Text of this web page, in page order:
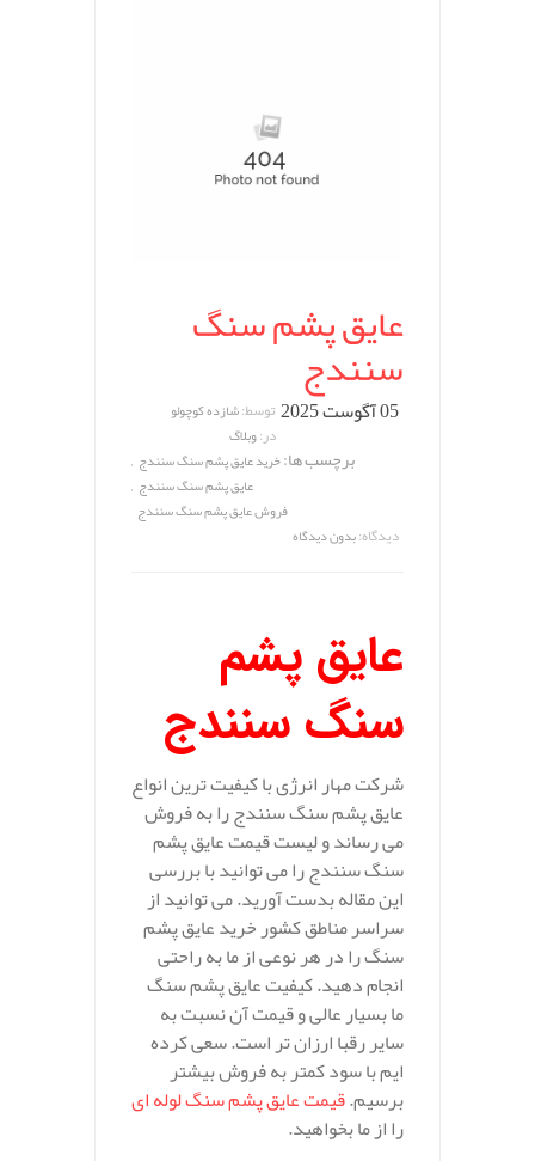
عایق پشم سنگ
سنندج
05 آگوست 2025 توسط:شازده کوچولو
در:وبلاگ
برچسب ها:خرید عایق پشم سنگ سنندج ,
عایق پشم سنگ سنندج ,
فروش عایق پشم سنگ سنندج
دیدگاه:بدون دیدگاه
عایق پشم
سنگ سنندج
شرکت مهار انرژی با کیفیت ترین انواع
عایق پشم سنگ سنندج را به فروش
می رساند و لیست قیمت عایق پشم
سنگ سنندج را می توانید با بررسی
این مقاله بدست آورید. می توانید از
سراسر مناطق کشور خرید عایق پشم
سنگ را در هر نوعی از ما به راحتی
انجام دهید. کیفیت عایق پشم سنگ
ما بسیار عالی و قیمت آن نسبت به
سایر رقبا ارزان تر است. سعی کرده
ایم با سود کمتر به فروش بیشتر
برسیم.قیمت عایق پشم سنگ لوله ای
را از ما بخواهید.